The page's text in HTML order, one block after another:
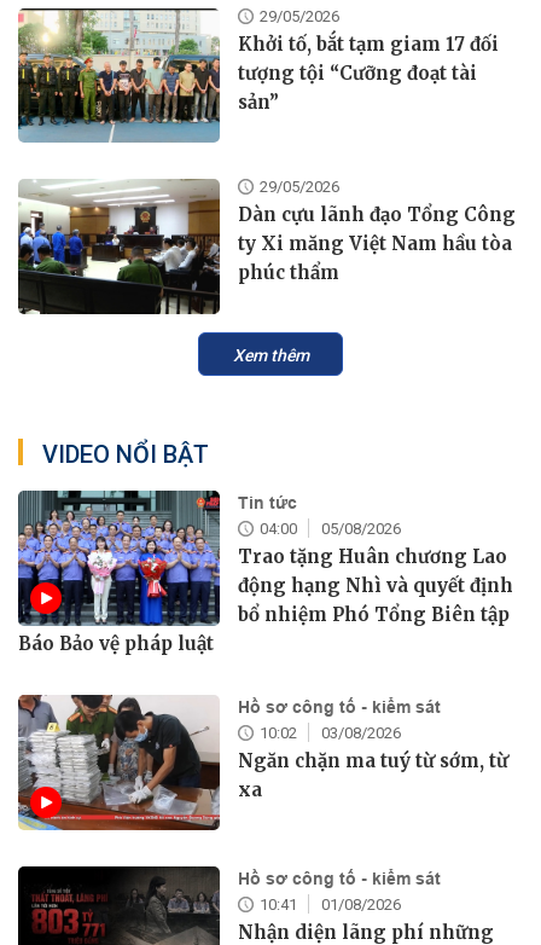
29/05/2026
Khởi tố, bắt tạm giam 17 đối
tượng tội “Cưỡng đoạt tài
sản”
29/05/2026
Dàn cựu lãnh đạo Tổng Công
ty Xi măng Việt Nam hầu tòa
phúc thẩm
Xem thêm
VIDEO NỔI BẬT
Tin tức
04:00 05/08/2026
Trao tặng Huân chương Lao
động hạng Nhì và quyết định
bổ nhiệm Phó Tổng Biên tập
Báo Bảo vệ pháp luật
Hồ sơ công tố - kiểm sát
10:02 03/08/2026
Ngăn chặn ma tuý từ sớm, từ
xa
Hồ sơ công tố - kiểm sát
10:41 01/08/2026
Nhận diện lãng phí những